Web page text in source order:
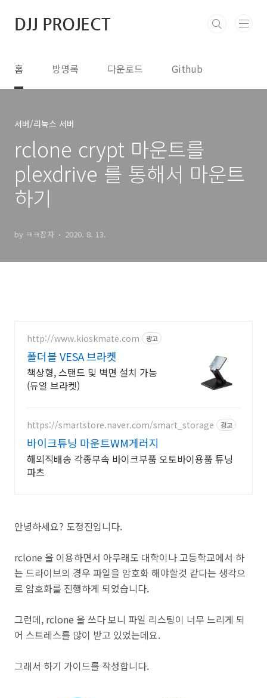
DJJ PROJECT
홈 방명록 다운로드 Github
서버/리눅스 서버
rclone crypt 마운트를
plexdrive 를 통해서 마운트
하기
by ㅋㅋ잠자 2020. 8. 13.
http://www.kioskmate.com 광고
폴더블 VESA 브라켓
책상형, 스탠드 및 벽면 설치 가능
(듀얼 브라켓)
https://smartstore.naver.com/smart_storage 광고
바이크튜닝 마운트WM게러지
해외직배송 각종부속 바이크부품 오토바이용품 튜닝
파츠
안녕하세요? 도정진입니다.
rclone 을 이용하면서 아무래도 대학이나 고등학교에서 하
는 드라이브의 경우 파일을 암호화 해야할것 같다는 생각으
로 암호화를 진행하게 되었습니다.
그런데, rclone 을 쓰다 보니 파일 리스팅이 너무 느리게 되
어 스트레스를 많이 받고 있었는데요.
그래서 하기 가이드를 작성합니다.